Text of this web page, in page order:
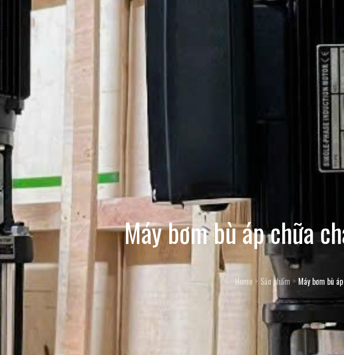
Máy bơm bù áp chữa
Home Sản phẩm Máy bơm bù